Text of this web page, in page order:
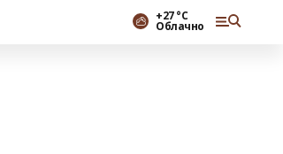
+27 °С
Облачно